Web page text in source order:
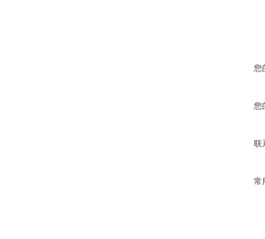
您
您
联
常